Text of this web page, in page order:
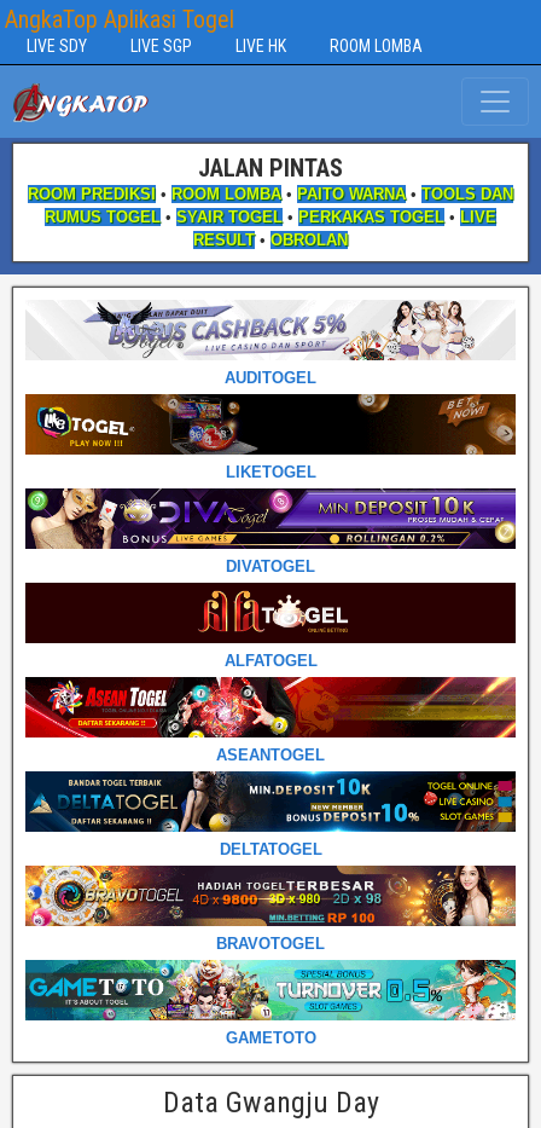
AngkaTop Aplikasi Togel
LIVE SDY LIVE SGP LIVE HK ROOM LOMBA
JALAN PINTAS
ROOM PREDIKSI • ROOM LOMBA• PAITO WARNA• TOOLS DAN
RUMUS TOGEL• SYAIR TOGEL• PERKAKAS TOGEL• LIVE
RESULT• OBROLAN
AUDITOGEL
LIKETOGEL
DIVATOGEL
ALFATOGEL
ASEANTOGEL
DELTATOGEL
BRAVOTOGEL
GAMETOTO
Data Gwangju Day